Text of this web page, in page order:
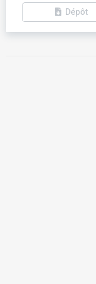
Dépôt